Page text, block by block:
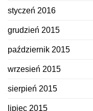
styczeń 2016
grudzień 2015
październik 2015
wrzesień 2015
sierpień 2015
lipiec 2015